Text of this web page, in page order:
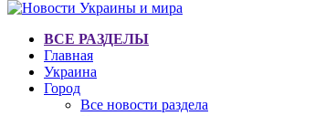
ВСЕ РАЗДЕЛЫ
Главная
Украина
Город
Все новости раздела